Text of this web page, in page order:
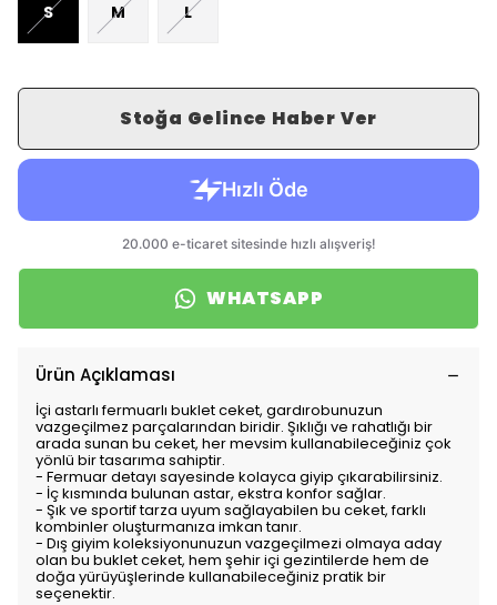
S M L
Stoğa Gelince Haber Ver
WHATSAPP
Ürün Açıklaması
İçi astarlı fermuarlı buklet ceket, gardırobunuzun
vazgeçilmez parçalarından biridir. Şıklığı ve rahatlığı bir
arada sunan bu ceket, her mevsim kullanabileceğiniz çok
yönlü bir tasarıma sahiptir.
- Fermuar detayı sayesinde kolayca giyip çıkarabilirsiniz.
- İç kısmında bulunan astar, ekstra konfor sağlar.
- Şık ve sportif tarza uyum sağlayabilen bu ceket, farklı
kombinler oluşturmanıza imkan tanır.
- Dış giyim koleksiyonunuzun vazgeçilmezi olmaya aday
olan bu buklet ceket, hem şehir içi gezintilerde hem de
doğa yürüyüşlerinde kullanabileceğiniz pratik bir
seçenektir.